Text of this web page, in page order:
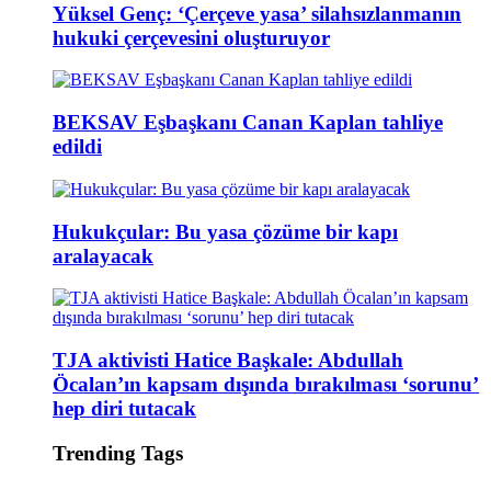
Yüksel Genç: ‘Çerçeve yasa’ silahsızlanmanın
hukuki çerçevesini oluşturuyor
BEKSAV Eşbaşkanı Canan Kaplan tahliye
edildi
Hukukçular: Bu yasa çözüme bir kapı
aralayacak
TJA aktivisti Hatice Başkale: Abdullah
Öcalan’ın kapsam dışında bırakılması ‘sorunu’
hep diri tutacak
Trending Tags